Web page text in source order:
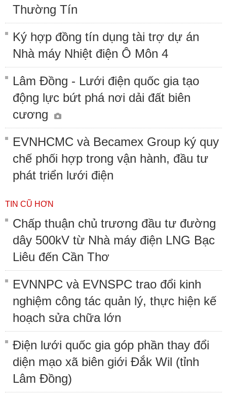
Thường Tín
Ký hợp đồng tín dụng tài trợ dự án
Nhà máy Nhiệt điện Ô Môn 4
Lâm Đồng - Lưới điện quốc gia tạo
động lực bứt phá nơi dải đất biên
cương
EVNHCMC và Becamex Group ký quy
chế phối hợp trong vận hành, đầu tư
phát triển lưới điện
TIN CŨ HƠN
Chấp thuận chủ trương đầu tư đường
dây 500kV từ Nhà máy điện LNG Bạc
Liêu đến Cần Thơ
EVNNPC và EVNSPC trao đổi kinh
nghiệm công tác quản lý, thực hiện kế
hoạch sửa chữa lớn
Điện lưới quốc gia góp phần thay đổi
diện mạo xã biên giới Đắk Wil (tỉnh
Lâm Đồng)